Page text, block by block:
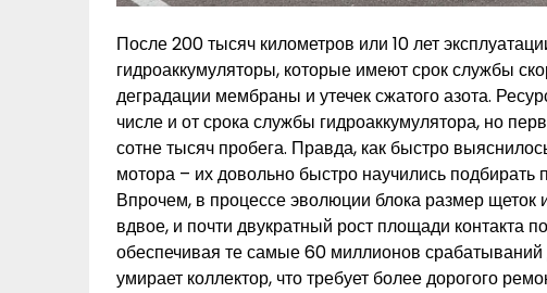
После 200 тысяч километров или 10 лет
гидроаккумуляторы, которые имеют срок службы
деградации мембраны и утечек сжатого азота.
числе и от срока службы гидроаккумулятора, но
сотне тысяч пробега. Правда, как быстро
мотора – их довольно быстро научились подбирать
Впрочем, в процессе эволюции блока размер щеток
вдвое, и почти двукратный рост площади контакта
обеспечивая те самые 60 миллионов
умирает коллектор, что требует более дорогого